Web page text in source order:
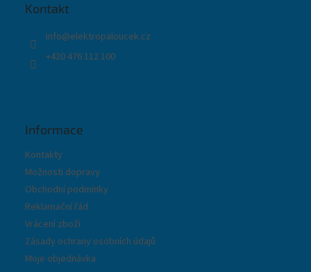
Kontakt
info@elektropaloucek.cz
+420 476 112 100
Informace
Kontakty
Možnosti dopravy
Obchodní podmínky
Reklamační řád
Vrácení zboží
Zásady ochrany osobních údajů
Moje objednávka